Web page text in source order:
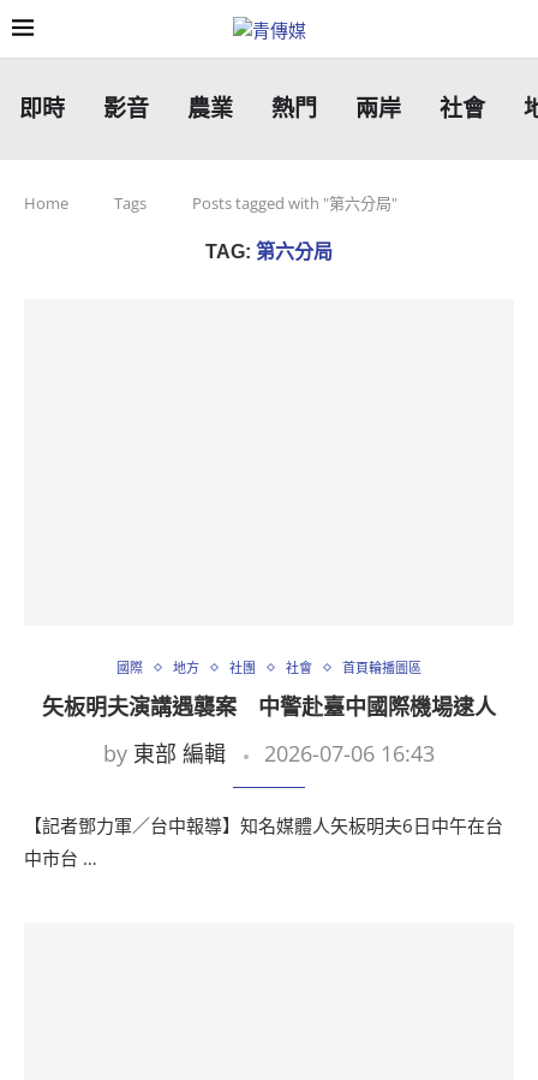
即時 影音 農業 熱門 兩岸 社會
Home Tags Posts tagged with "第六分局"
TAG: 第六分局
國際 地方 社團 社會 首頁輪播圖區
矢板明夫演講遇襲案 中警赴臺中國際機場逮人
by 東部 編輯 2026-07-06 16:43
【記者鄧力軍／台中報導】知名媒體人矢板明夫6日中午在台
中市台 …